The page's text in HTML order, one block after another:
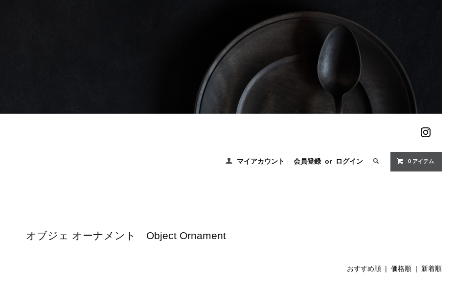
マイアカウント 会員登録 or ログイン 0 アイテム
オブジェ オーナメント Object Ornament
おすすめ順 |価格順 | 新着順